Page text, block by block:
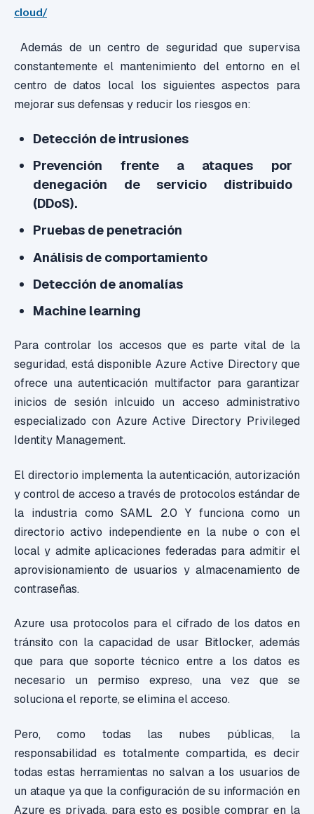
cloud/
Además de un centro de seguridad que supervisa
constantemente el mantenimiento del entorno en el
centro de datos local los siguientes aspectos para
mejorar sus defensas y reducir los riesgos en:
Detección de intrusiones
Prevención frente a ataques por
denegación de servicio distribuido
(DDoS).
Pruebas de penetración
Análisis de comportamiento
Detección de anomalías
Machine learning
Para controlar los accesos que es parte vital de la
seguridad, está disponible Azure Active Directory que
ofrece una autenticación multifactor para garantizar
inicios de sesión inlcuido un acceso administrativo
especializado con Azure Active Directory Privileged
Identity Management.
El directorio implementa la autenticación, autorización
y control de acceso a través de protocolos estándar de
la industria como SAML 2.0 Y funciona como un
directorio activo independiente en la nube o con el
local y admite aplicaciones federadas para admitir el
aprovisionamiento de usuarios y almacenamiento de
contraseñas.
Azure usa protocolos para el cifrado de los datos en
tránsito con la capacidad de usar Bitlocker, además
que para que soporte técnico entre a los datos es
necesario un permiso expreso, una vez que se
soluciona el reporte, se elimina el acceso.
Pero, como todas las nubes públicas, la
responsabilidad es totalmente compartida, es decir
todas estas herramientas no salvan a los usuarios de
un ataque ya que la configuración de su información en
Azure es privada, para esto es posible comprar en la